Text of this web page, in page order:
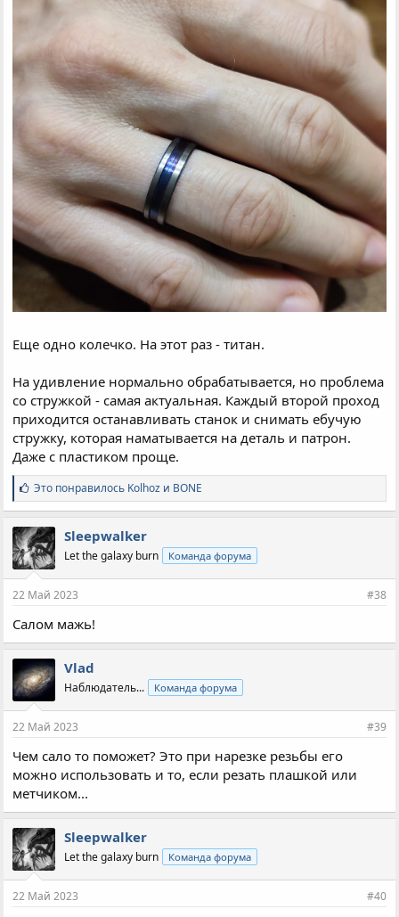
Еще одно колечко. На этот раз - титан.
На удивление нормально обрабатывается, но проблема
со стружкой - самая актуальная. Каждый второй проход
приходится останавливать станок и снимать ебучую
стружку, которая наматывается на деталь и патрон.
Даже с пластиком проще.
С
и
м
п
а
т
и
:
Это понравилось Kolhoz и BONE
Sleepwalker
Let the galaxy burn Команда форума
22 Май 2023 #38
Салом мажь!
Vlad
Наблюдатель... Команда форума
22 Май 2023 #39
Чем сало то поможет? Это при нарезке резьбы его
можно использовать и то, если резать плашкой или
метчиком...
Sleepwalker
Let the galaxy burn Команда форума
22 Май 2023 #40